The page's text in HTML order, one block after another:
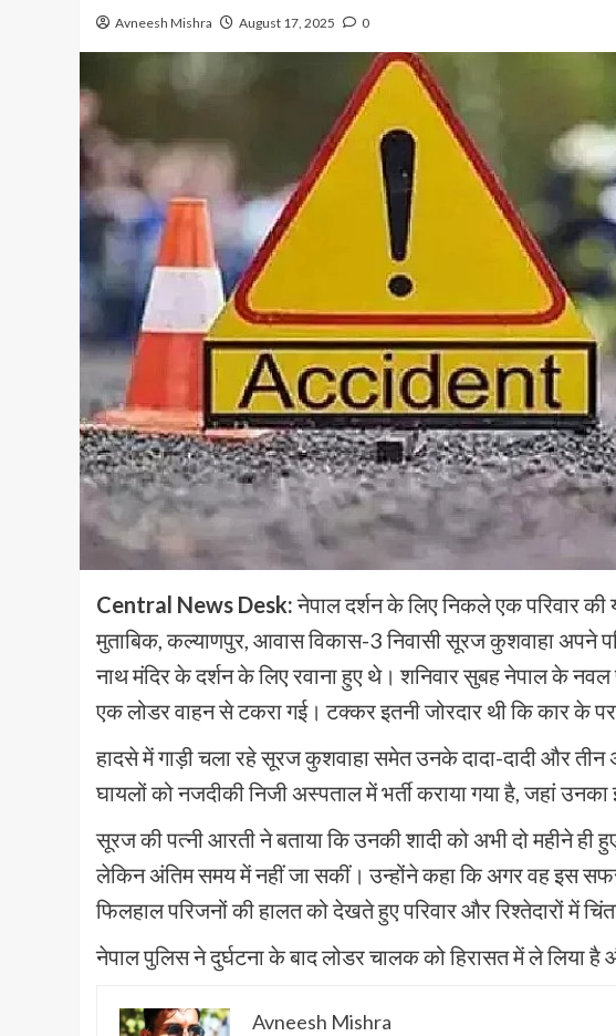
Avneesh Mishra August 17, 2025 0
Central News Desk:नेपाल दर्शन के लिए निकले एक परिवार
मुताबिक, कल्याणपुर, आवास विकास-3 निवासी सूरज कुशवाहा अपने
नाथ मंदिर के दर्शन के लिए रवाना हुए थे। शनिवार सुबह नेपाल के
एक लोडर वाहन से टकरा गई। टक्कर इतनी जोरदार थी कि कार के
हादसे में गाड़ी चला रहे सूरज कुशवाहा समेत उनके दादा-दादी और तीन
घायलों को नजदीकी निजी अस्पताल में भर्ती कराया गया है, जहां
सूरज की पत्नी आरती ने बताया कि उनकी शादी को अभी दो महीने ही
लेकिन अंतिम समय में नहीं जा सकीं। उन्होंने कहा कि अगर वह इस
फिलहाल परिजनों की हालत को देखते हुए परिवार और रिश्तेदारों में
नेपाल पुलिस ने दुर्घटना के बाद लोडर चालक को हिरासत में ले लिया
Avneesh Mishra